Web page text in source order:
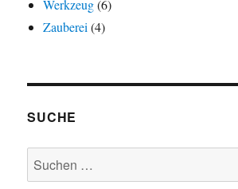
Werkzeug(6)
Zauberei(4)
SUCHE
Suchen
nach: